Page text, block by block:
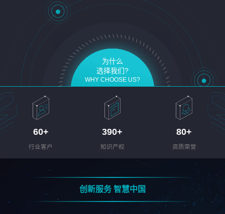
为什么
选择我们?
WHY CHOOSE US?
60+
行业客户
390+
知识产权
80+
资质荣誉
创新服务 智慧中国